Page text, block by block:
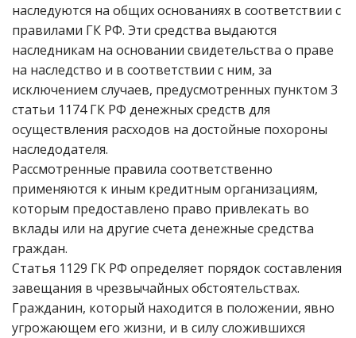
наследуются на общих основаниях в соответствии с
правилами ГК РФ. Эти средства выдаются
наследникам на основании свидетельства о праве
на наследство и в соответствии с ним, за
исключением случаев, предусмотренных пунктом 3
статьи 1174 ГК РФ денежных средств для
осуществления расходов на достойные похороны
наследодателя.
Рассмотренные правила соответственно
применяются к иным кредитным организациям,
которым предоставлено право привлекать во
вклады или на другие счета денежные средства
граждан.
Статья 1129 ГК РФ определяет порядок составления
завещания в чрезвычайных обстоятельствах.
Гражданин, который находится в положении, явно
угрожающем его жизни, и в силу сложившихся